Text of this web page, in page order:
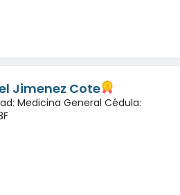
Jimenez Cote
Medicina General Cédula: